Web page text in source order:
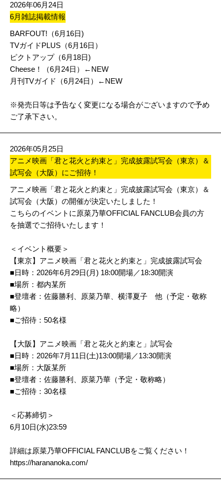
2026年06月24日
6月雑誌掲載情報
BARFOUT!（6月16日)
TVガイドPLUS（6月16日）
ピクトアップ（6月18日)
Cheese！（6月24日）
←NEW
月刊TVガイド（6月24日）
←NEW
※発売日等は予告なく変更になる場合がございますので予め
ご了承下さい。
2026年05月25日
アニメ映画「君と花火と約束と」完成披露試写会（東京）＆
試写会（大阪）にご招待！
アニメ映画「君と花火と約束と」完成披露試写会（東京）＆
試写会（大阪）の開催が決定いたしました！
こちらのイベントに原菜乃華OFFICIAL FANCLUB会員の方
を抽選でご招待いたします！
＜イベント概要＞
【東京】アニメ映画「君と花火と約束と」完成披露試写会
■日時：2026年6月29日(月) 18:00開場／18:30開演
■場所：都内某所
■登壇者：佐藤勝利、原菜乃華、横澤夏子 他（予定・敬称
略）
■ご招待：50名様
【大阪】アニメ映画「君と花火と約束と」試写会
■日時：2026年7月11日(土)13:00開場／13:30開演
■場所：大阪某所
■登壇者：佐藤勝利、原菜乃華（予定・敬称略）
■ご招待：30名様
＜応募締切＞
6月10日(水)23:59
詳細は原菜乃華OFFICIAL FANCLUBをご覧ください！
https://harananoka.com/